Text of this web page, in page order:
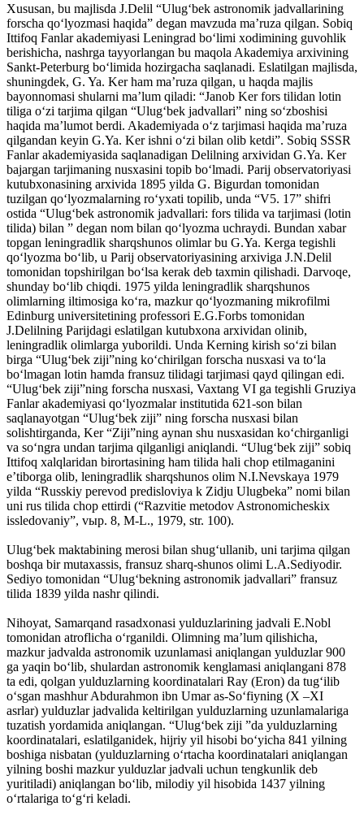
Xususan, bu majlisda J.Delil “Ulug‘bek astronomik jadvallarining
forscha qo‘lyozmasi haqida” degan mavzuda ma’ruza qilgan. Sobiq
Ittifoq Fanlar akademiyasi Leningrad bo‘limi xodimining guvohlik
berishicha, nashrga tayyorlangan bu maqola Akademiya arxivining
Sankt-Peterburg bo‘limida hozirgacha saqlanadi. Eslatilgan majlisda,
shuningdek, G. Ya. Ker ham ma’ruza qilgan, u haqda majlis
bayonnomasi shularni ma’lum qiladi: “Janob Ker fors tilidan lotin
tiliga o‘zi tarjima qilgan “Ulug‘bek jadvallari” ning so‘zboshisi
haqida ma’lumot berdi. Akademiyada o‘z tarjimasi haqida ma’ruza
qilgandan keyin G.Ya. Ker ishni o‘zi bilan olib ketdi”. Sobiq SSSR
Fanlar akademiyasida saqlanadigan Delilning arxividan G.Ya. Ker
bajargan tarjimaning nusxasini topib bo‘lmadi. Parij observatoriyasi
kutubxonasining arxivida 1895 yilda G. Bigurdan tomonidan
tuzilgan qo‘lyozmalarning ro‘yxati topilib, unda “V5. 17” shifri
ostida “Ulug‘bek astronomik jadvallari: fors tilida va tarjimasi (lotin
tilida) bilan ” degan nom bilan qo‘lyozma uchraydi. Bundan xabar
topgan leningradlik sharqshunos olimlar bu G.Ya. Kerga tegishli
qo‘lyozma bo‘lib, u Parij observatoriyasining arxiviga J.N.Delil
tomonidan topshirilgan bo‘lsa kerak deb taxmin qilishadi. Darvoqe,
shunday bo‘lib chiqdi. 1975 yilda leningradlik sharqshunos
olimlarning iltimosiga ko‘ra, mazkur qo‘lyozmaning mikrofilmi
Edinburg universitetining professori E.G.Forbs tomonidan
J.Delilning Parijdagi eslatilgan kutubxona arxividan olinib,
leningradlik olimlarga yuborildi. Unda Kerning kirish so‘zi bilan
birga “Ulug‘bek ziji”ning ko‘chirilgan forscha nusxasi va to‘la
bo‘lmagan lotin hamda fransuz tilidagi tarjimasi qayd qilingan edi.
“Ulug‘bek ziji”ning forscha nusxasi, Vaxtang VI ga tegishli Gruziya
Fanlar akademiyasi qo‘lyozmalar institutida 621-son bilan
saqlanayotgan “Ulug‘bek ziji” ning forscha nusxasi bilan
solishtirganda, Ker “Ziji”ning aynan shu nusxasidan ko‘chirganligi
va so‘ngra undan tarjima qilganligi aniqlandi. “Ulug‘bek ziji” sobiq
Ittifoq xalqlaridan birortasining ham tilida hali chop etilmaganini
e’tiborga olib, leningradlik sharqshunos olim N.I.Nevskaya 1979
yilda “Russkiy perevod predisloviya k Zidju Ulugbeka” nomi bilan
uni rus tilida chop ettirdi (“Razvitie metodov Astronomicheskix
issledovaniy”, vыp. 8, M-L., 1979, str. 100).
Ulug‘bek maktabining merosi bilan shug‘ullanib, uni tarjima qilgan
boshqa bir mutaxassis, fransuz sharq-shunos olimi L.A.Sediyodir.
Sediyo tomonidan “Ulug‘bekning astronomik jadvallari” fransuz
tilida 1839 yilda nashr qilindi.
Nihoyat, Samarqand rasadxonasi yulduzlarining jadvali E.Nobl
tomonidan atroflicha o‘rganildi. Olimning ma’lum qilishicha,
mazkur jadvalda astronomik uzunlamasi aniqlangan yulduzlar 900
ga yaqin bo‘lib, shulardan astronomik kenglamasi aniqlangani 878
ta edi, qolgan yulduzlarning koordinatalari Ray (Eron) da tug‘ilib
o‘sgan mashhur Abdurahmon ibn Umar as-So‘fiyning (X –XI
asrlar) yulduzlar jadvalida keltirilgan yulduzlarning uzunlamalariga
tuzatish yordamida aniqlangan. “Ulug‘bek ziji ”da yulduzlarning
koordinatalari, eslatilganidek, hijriy yil hisobi bo‘yicha 841 yilning
boshiga nisbatan (yulduzlarning o‘rtacha koordinatalari aniqlangan
yilning boshi mazkur yulduzlar jadvali uchun tengkunlik deb
yuritiladi) aniqlangan bo‘lib, milodiy yil hisobida 1437 yilning
o‘rtalariga to‘g‘ri keladi.